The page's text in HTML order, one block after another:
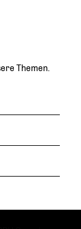
Themen.